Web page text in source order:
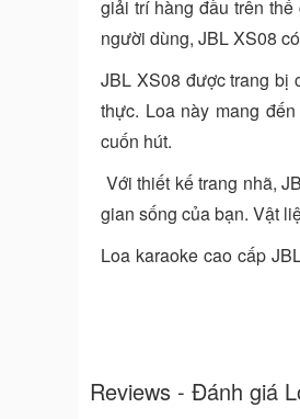
giải trí hàng đầu trên
người dùng, JBL XS08
JBL XS08 được trang bị
thực. Loa này mang
cuốn hút.
Với thiết kế trang nhã,
gian sống của bạn. Vật
Loa karaoke cao cấp
thẻ nhớ microSD. Điều
âm lượng microphone dễ
Reviews - Đánh giá